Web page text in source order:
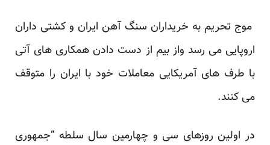
موج تحریم به خریداران سنگ آهن ایران و کشتی داران
اروپایی می رسد واز بیم از دست دادن همکاری های آتی
با طرف های آمریکایی معاملات خود با ایران را متوقف
می کنند.
در اولین روزهای سی و چهارمین سال سلطه “جمهوری